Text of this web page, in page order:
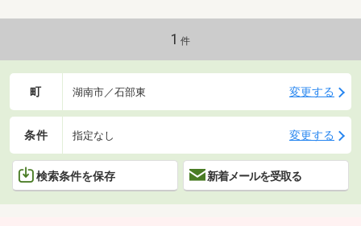
1 件
町 湖南市／石部東 変更する
条件 指定なし 変更する
検索条件を保存 新着メールを受取る